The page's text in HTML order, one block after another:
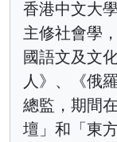
香港中文大
主修社會學
國語文及文
人》、《俄
總監，期間
壇」和「東